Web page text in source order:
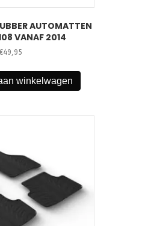
AUTOMATTEN
VANAF 2014
49,95
winkelwagen